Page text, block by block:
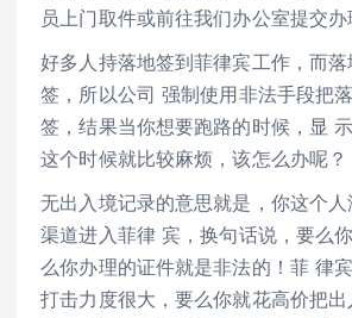
员上门取件或前往我们办公室提交办
好多人持落地签到菲律宾工作，而
签，所以公司 强制使用非法手段把
签，结果当你想要跑路的时候，显
这个时候就比较麻烦，该怎么办呢？
无出入境记录的意思就是，你这个
渠道进入菲律 宾，换句话说，要么
么你办理的证件就是非法的！菲 律
打击力度很大，要么你就花高价把出